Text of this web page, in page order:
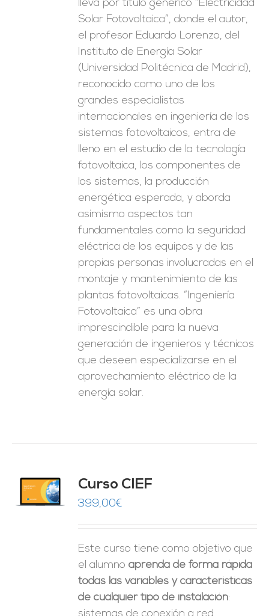
lleva por título genérico “Electricidad
Solar Fotovoltaica”, donde el autor,
el profesor Eduardo Lorenzo, del
Instituto de Energía Solar
(Universidad Politécnica de Madrid),
reconocido como uno de los
grandes especialistas
internacionales en ingeniería de los
sistemas fotovoltaicos, entra de
lleno en el estudio de la tecnología
fotovoltaica, los componentes de
los sistemas, la producción
energética esperada, y aborda
asimismo aspectos tan
fundamentales como la seguridad
eléctrica de los equipos y de las
propias personas involucradas en el
montaje y mantenimiento de las
plantas fotovoltaicas. “Ingeniería
Fotovoltaica” es una obra
imprescindible para la nueva
generación de ingenieros y técnicos
que deseen especializarse en el
aprovechamiento eléctrico de la
energía solar.
Curso CIEF
399,00€
Este curso tiene como objetivo que
el alumnoaprenda de forma rápida
todas las variables y características
de cualquier tipo de instalación: